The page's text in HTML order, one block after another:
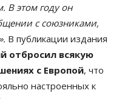
В этом году он
с союзниками,
В публикации издания
отбросил всякую
с Европой, что
настроенных к